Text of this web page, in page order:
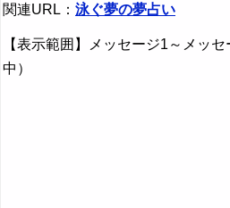
関連URL： 泳ぐ夢の夢占い
【表示範囲】メッセージ1～メッ
中）